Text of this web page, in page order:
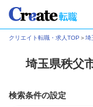
クリエイト転職・求人TOP ＞埼
埼玉県秩父
検索条件の設定